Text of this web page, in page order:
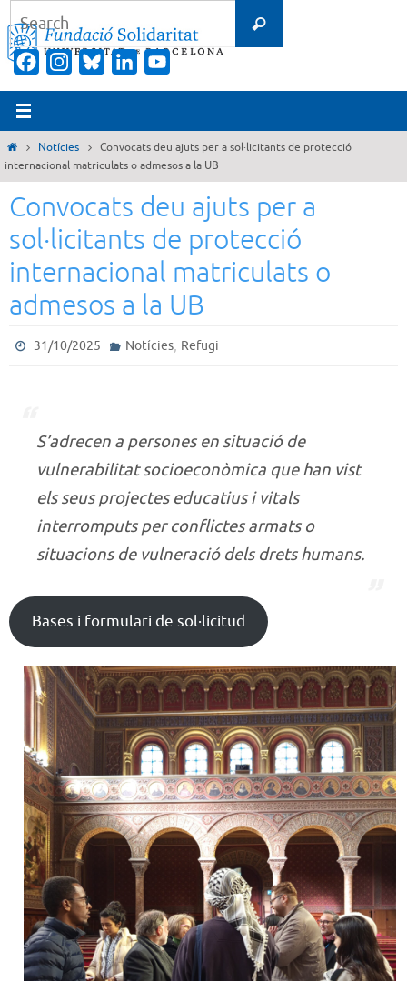
to
content
Search
FacebookInstagramBlueskyLinkedIn
Channel
HomeNotícies
Convocats deu ajuts per a sol·licitants de protecció
internacional matriculats o admesos a la UB
Convocats deu ajuts per a
sol·licitants de protecció
internacional matriculats o
admesos a la UB
31/10/2025 Notícies, Refugi
S’adrecen a persones en situació de
vulnerabilitat socioeconòmica que han vist
els seus projectes educatius i vitals
interromputs per conflictes armats o
situacions de vulneració dels drets humans.
Bases i formulari de sol·licitud